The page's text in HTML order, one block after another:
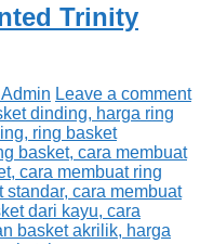
Trinity
Leave a comment